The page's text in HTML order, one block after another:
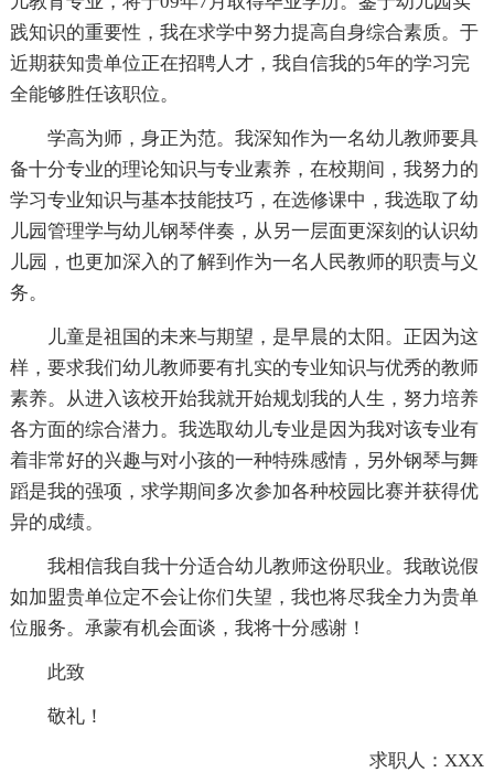
践知识的重要性，我在求学中努力提高自身综合素质。于
近期获知贵单位正在招聘人才，我自信我的5年的学习完
全能够胜任该职位。
学高为师，身正为范。我深知作为一名幼儿教师要具
备十分专业的理论知识与专业素养，在校期间，我努力的
学习专业知识与基本技能技巧，在选修课中，我选取了幼
儿园管理学与幼儿钢琴伴奏，从另一层面更深刻的认识幼
儿园，也更加深入的了解到作为一名人民教师的职责与义
务。
儿童是祖国的未来与期望，是早晨的太阳。正因为这
样，要求我们幼儿教师要有扎实的专业知识与优秀的教师
素养。从进入该校开始我就开始规划我的人生，努力培养
各方面的综合潜力。我选取幼儿专业是因为我对该专业有
着非常好的兴趣与对小孩的一种特殊感情，另外钢琴与舞
蹈是我的强项，求学期间多次参加各种校园比赛并获得优
异的成绩。
我相信我自我十分适合幼儿教师这份职业。我敢说假
如加盟贵单位定不会让你们失望，我也将尽我全力为贵单
位服务。承蒙有机会面谈，我将十分感谢！
此致
敬礼！
求职人：XXX